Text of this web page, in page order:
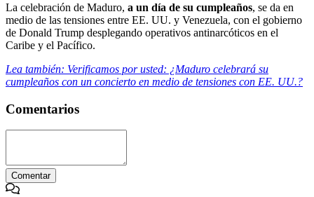
La celebración de Maduro, a un día de su cumpleaños, se da en
medio de las tensiones entre EE. UU. y Venezuela, con el gobierno
de Donald Trump desplegando operativos antinarcóticos en el
Caribe y el Pacífico.
Lea también: Verificamos por usted: ¿Maduro celebrará su
cumpleaños con un concierto en medio de tensiones con EE. UU.?
Comentarios
Comentar